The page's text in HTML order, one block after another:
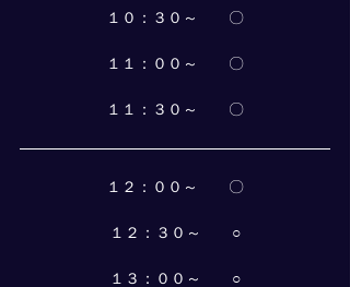
１０：３０～　　〇
１１：００～　　〇
１１：３０～　　〇
１２：００～　　〇
１２：３０～　　○
１３：００～　　○